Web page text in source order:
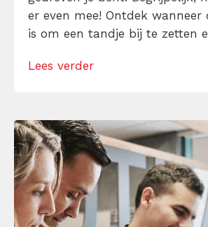
er even mee! Ontdek wanneer
is om een tandje bij te zetten
gaat!).
Lees verder